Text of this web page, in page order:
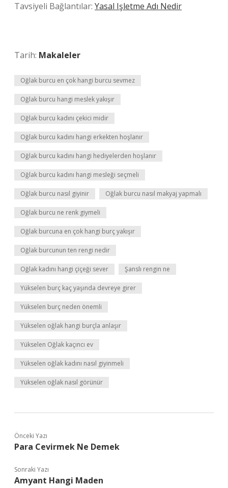
Tavsiyeli Bağlantılar: Yasal Işletme Adı Nedir
Tarih: Makaleler
Oğlak burcu en çok hangi burcu sevmez
Oğlak burcu hangi meslek yakışır
Oğlak burcu kadını çekici midir
Oğlak burcu kadını hangi erkekten hoşlanır
Oğlak burcu kadını hangi hediyelerden hoşlanır
Oğlak burcu kadını hangi mesleği seçmeli
Oğlak burcu nasıl giyinir Oğlak burcu nasıl makyaj yapmalı
Oğlak burcu ne renk giymeli
Oğlak burcuna en çok hangi burç yakışır
Oğlak burcunun ten rengi nedir
Oğlak kadını hangi çiçeği sever Şanslı rengin ne
Yükselen burç kaç yaşında devreye girer
Yükselen burç neden önemli
Yükselen oğlak hangi burçla anlaşır
Yükselen Oğlak kaçıncı ev
Yükselen oğlak kadını nasıl giyinmeli
Yükselen oğlak nasıl görünür
Önceki Yazı
Para Cevirmek Ne Demek
Sonraki Yazı
Amyant Hangi Maden